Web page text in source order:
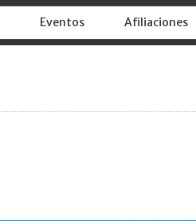
Eventos Afiliaciones